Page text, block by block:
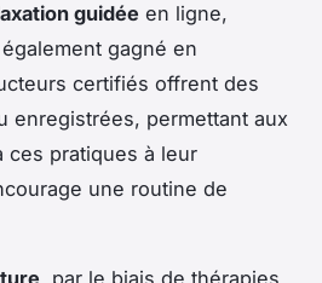
guidée en ligne,
gagné en
certifiés offrent des
enregistrées, permettant aux
ces pratiques à leur
une routine de